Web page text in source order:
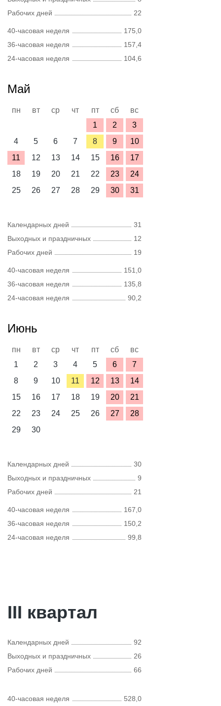
Рабочих дней
22
40-часовая неделя
175,0
36-часовая неделя
157,4
24-часовая неделя
104,6
Май
пн вт ср чт пт сб
вс
1
2
3
4
5 6 7 8 9
10
11
12 13 14 15 16
17
18
19 20 21 22 23
24
25
26 27 28 29 30 31
Календарных дней
31
Выходных и праздничных
12
Рабочих дней
19
40-часовая неделя
151,0
36-часовая неделя
135,8
24-часовая неделя
90,2
Июнь
пн вт ср чт пт сб
вс
1
2 3 4 5 6
7
8
9 10 11 12 13
14
15
16 17 18 19 20
21
22
23 24 25 26 27
28
29
30
Календарных дней
30
Выходных и праздничных
9
Рабочих дней
21
40-часовая неделя
167,0
36-часовая неделя
150,2
24-часовая неделя
99,8
III квартал
Календарных дней
92
Выходных и праздничных
26
Рабочих дней
66
40-часовая неделя 528,0